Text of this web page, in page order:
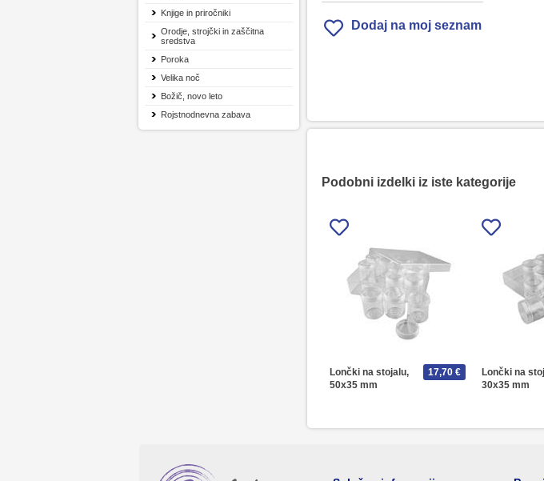
Knjige in priročniki
Orodje, strojčki in zaščitna
sredstva
Poroka
Velika noč
Božič, novo leto
Rojstnodnevna zabava
Dodaj na moj seznam
Podobni izdelki iz iste kategorije
Lončki na stojalu,
50x35 mm
17,70 €
Lončki na
30x35 mm